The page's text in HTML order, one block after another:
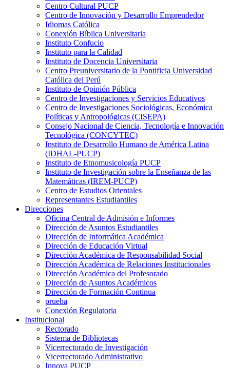
Centro Cultural PUCP
Centro de Innovación y Desarrollo Emprendedor
Idiomas Católica
Conexión Bíblica Universitaria
Instituto Confucio
Instituto para la Calidad
Instituto de Docencia Universitaria
Centro Preuniversitario de la Pontificia Universidad
Católica del Perú
Instituto de Opinión Pública
Centro de Investigaciones y Servicios Educativos
Centro de Investigaciones Sociológicas, Económica
Políticas y Antropológicas (CISEPA)
Consejo Nacional de Ciencia, Tecnología e Innovación
Tecnológica (CONCYTEC)
Instituto de Desarrollo Humano de América Latina
(IDHAL-PUCP)
Instituto de Etnomusicología PUCP
Instituto de Investigación sobre la Enseñanza de las
Matemáticas (IREM-PUCP)
Centro de Estudios Orientales
Representantes Estudiantiles
Direcciones
Oficina Central de Admisión e Informes
Dirección de Asuntos Estudiantiles
Dirección de Informática Académica
Dirección de Educación Virtual
Dirección Académica de Responsabilidad Social
Dirección Académica de Relaciones Institucionales
Dirección Académica del Profesorado
Dirección de Asuntos Académicos
Dirección de Formación Continua
prueba
Conexión Regulatoria
Institucional
Rectorado
Sistema de Bibliotecas
Vicerrectorado de Investigación
Vicerrectorado Administrativo
Innova PUCP